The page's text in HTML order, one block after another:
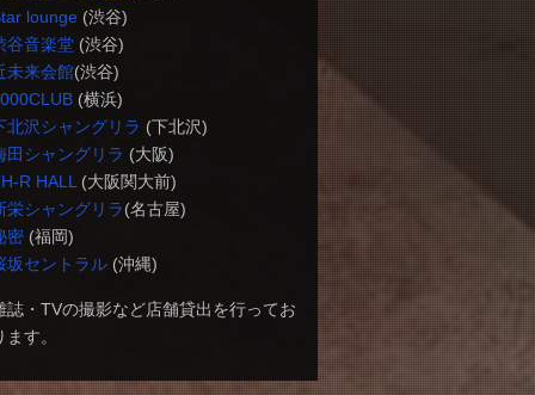
lounge(渋谷)
谷音楽堂(渋谷)
未来会館(渋谷)
(横浜)
北沢シャングリラ (下北沢)
田シャングリラ (大阪)
R HALL (大阪関大前)
栄シャングリラ(名古屋)
密(福岡)
坂セントラル(沖縄)
誌・TVの撮影など店舗貸出を行ってお
ます。